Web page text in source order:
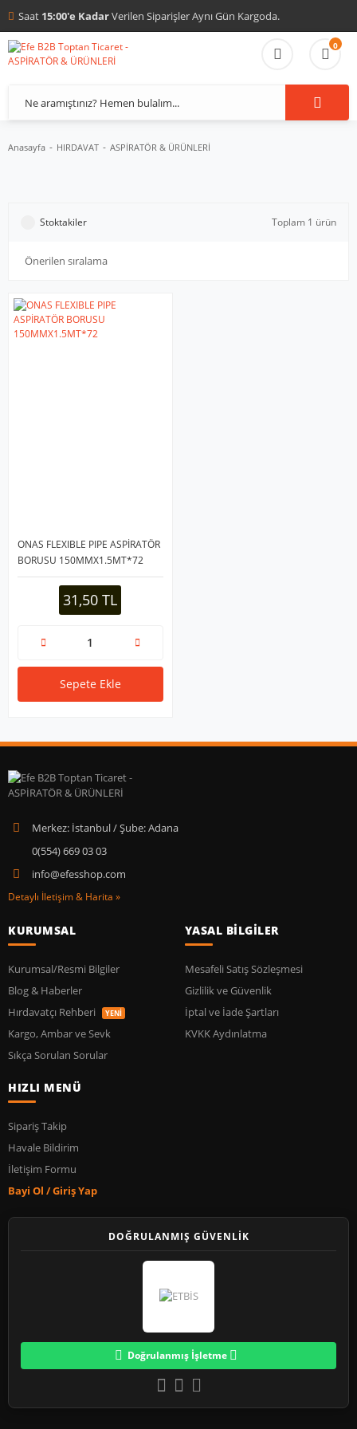
Saat 15:00'e KadarVerilen Siparişler Aynı Gün Kargoda.
0
Anasayfa HIRDAVAT ASPİRATÖR & ÜRÜNLERİ
Stoktakiler Toplam 1 ürün
ONAS FLEXIBLE PIPE ASPİRATÖR
BORUSU 150MMX1.5MT*72
31,50 TL
Sepete Ekle
Merkez: İstanbul / Şube: Adana
0(554) 669 03 03
info@efesshop.com
Detaylı İletişim & Harita »
KURUMSAL
Kurumsal/Resmi Bilgiler
Blog & Haberler
Hırdavatçı Rehberi
YENİ
Kargo, Ambar ve Sevk
Sıkça Sorulan Sorular
YASAL BİLGİLER
Mesafeli Satış Sözleşmesi
Gizlilik ve Güvenlik
İptal ve İade Şartları
KVKK Aydınlatma
HIZLI MENÜ
Sipariş Takip
Havale Bildirim
İletişim Formu
Bayi Ol / Giriş Yap
DOĞRULANMIŞ GÜVENLİK
Doğrulanmış İşletme